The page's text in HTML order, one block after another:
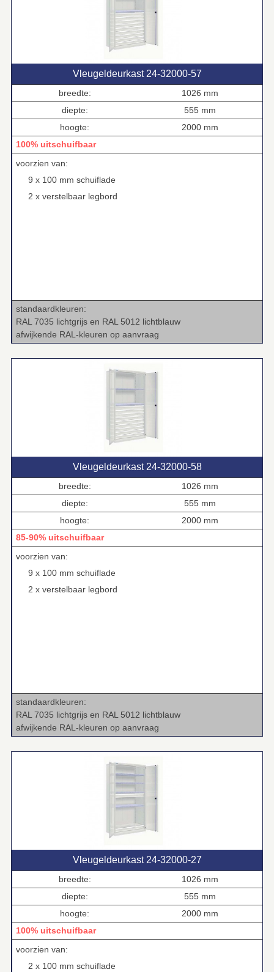
Vleugeldeurkast 24‑32000‑57
breedte:
1026 mm
diepte:
555 mm
hoogte:
2000 mm
100% uitschuifbaar
voorzien van:
9 x 100 mm schuiflade
2 x verstelbaar legbord
standaardkleuren:
RAL 7035 lichtgrijs en RAL 5012 lichtblauw
afwijkende RAL‑kleuren op aanvraag
Vleugeldeurkast 24‑32000‑58
breedte:
1026 mm
diepte:
555 mm
hoogte:
2000 mm
85-90% uitschuifbaar
voorzien van:
9 x 100 mm schuiflade
2 x verstelbaar legbord
standaardkleuren:
RAL 7035 lichtgrijs en RAL 5012 lichtblauw
afwijkende RAL‑kleuren op aanvraag
Vleugeldeurkast 24‑32000‑27
breedte:
1026 mm
diepte:
555 mm
hoogte:
2000 mm
100% uitschuifbaar
voorzien van:
2 x 100 mm schuiflade